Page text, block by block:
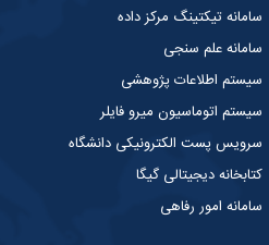
سامانه تیکتینگ مرکز داده
سامانه علم سنجی
سیستم اطلاعات پژوهشی
سیستم اتوماسیون میرو فایلر
سرویس پست الکترونیکی دانشگاه
کتابخانه دیجیتالی گیگا
سامانه امور رفاهی